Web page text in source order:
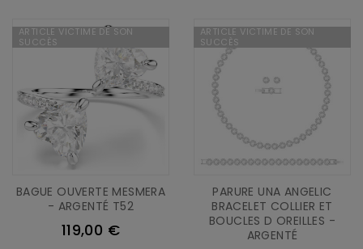
BAGUE OUVERTE MESMERA
- ARGENTÉ T52
119,00 €
ARTICLE VICTIME DE SON
SUCCÈS
PARURE UNA ANGELIC
BRACELET COLLIER ET
BOUCLES D OREILLES -
ARGENTÉ
ARTICLE VICTIME DE SON
SUCCÈS